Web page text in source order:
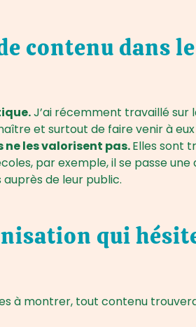
contenu dans
J’ai récemment travaillé sur
et surtout de faire venir à
les valorisent pas.Elles sont
par exemple, il se passe
de leur public.
qui
à montrer, tout contenu